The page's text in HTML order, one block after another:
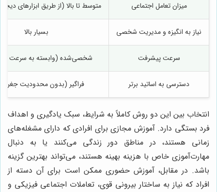
میزان تعامل اجتماعی متوسط تا بالا (از طریق ابزارهای
نیاز به انگیزه و مدیریت شخصی بسیار بالا
سرعت پیشرفت شخصی‌شده (وابسته به سرعت
دسترسی به اساتید برتر فراگیر (بدون محدودیت
انتخاب بین این دو روش کاملاً به شرایط، سبک یادگیری و اهداف
فرد بستگی دارد. آموزش مجازی برای افرادی که دارای مشغله‌های
زمانی هستند، در مناطق دور زندگی می‌کنند یا به دنبال
مهارت‌آموزی خاص با هزینه بهینه هستند، می‌تواند بهترین گزینه
باشد. در مقابل، آموزش حضوری ممکن است برای آن دسته از
افراد که نیاز به ساختار بیرونی قوی، تعاملات اجتماعی فیزیکی و